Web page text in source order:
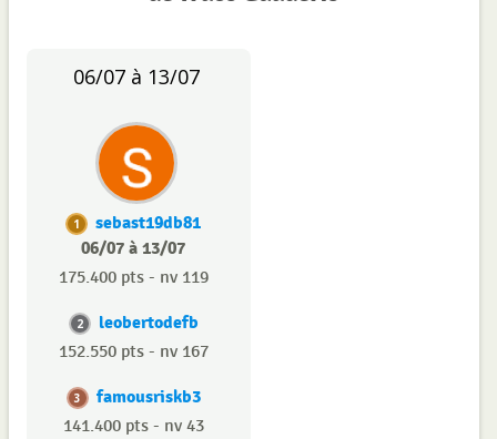
06/07 à 13/07
1
sebast19db81
06/07 à 13/07
175.400 pts - nv 119
2 leobertodefb
152.550 pts - nv 167
3 famousriskb3
141.400 pts - nv 43